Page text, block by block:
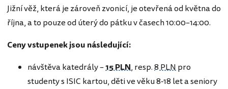
Jižní věž, která je zároveň zvonicí, je otevřená od května do
října, a to pouze od úterý do pátku v časech 10:00–14:00.
Ceny vstupenek jsou následující:
návštěva katedrály –15 PLN, resp.8 PLNpro
studenty s ISIC kartou, děti ve věku 8-18 let a seniory